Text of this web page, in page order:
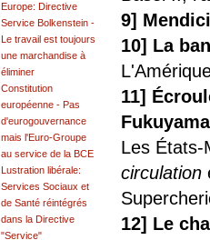
9]
10] La
11]
Les
circulation
12] Le
Europe: Directive
Service Bolkenstein -
Le travail est toujours
une marchandise à
éliminer
Constitution
européenne - Pas
d'eurogouvernance
mais l'Euro-Groupe
au service de la BCE
Lustration libérale:
Services Sociaux et
de Santé réintégrés
dans la Directive
"Service"